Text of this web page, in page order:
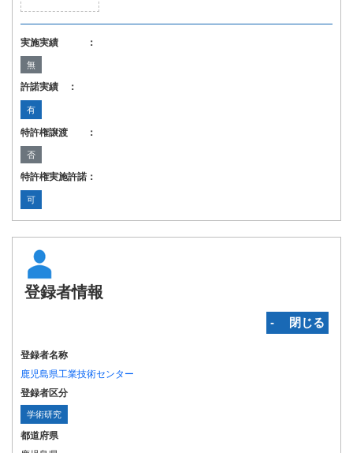
実施実績 ：
無
許諾実績 ：
有
特許権譲渡 ：
否
特許権実施許諾：
可
登録者情報
‐ 閉じる
登録者名称
鹿児島県工業技術センター
登録者区分
学術研究
都道府県